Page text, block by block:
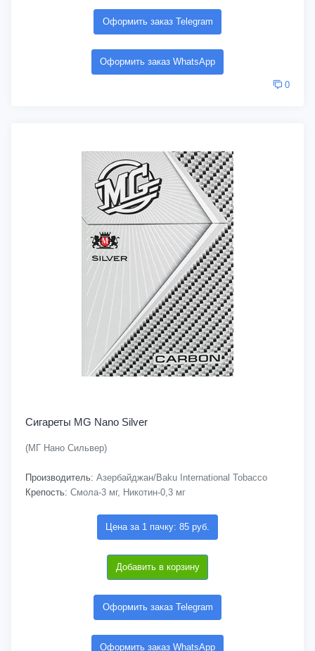
Оформить заказ Telegram
Оформить заказ WhatsApp
0
Сигареты MG Nano Silver
(МГ Нано Сильвер)
Производитель: Азербайджан/Baku International Tobacco
Крепость: Смола-3 мг, Никотин-0,3 мг
Цена за 1 пачку: 85 руб.
Добавить в корзину
Оформить заказ Telegram
Оформить заказ WhatsApp